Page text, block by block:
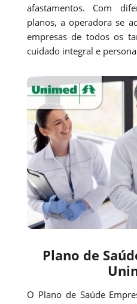
afastamentos. Com
planos, a operadora se
empresas de todos os
cuidado integral e
Plano de
O Plano de Saúde